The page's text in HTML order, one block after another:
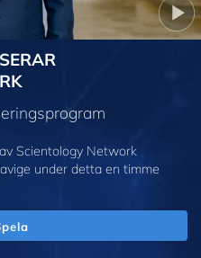
Scientology Network
under detta en timme